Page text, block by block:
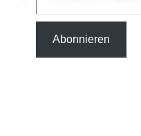
Abonnieren